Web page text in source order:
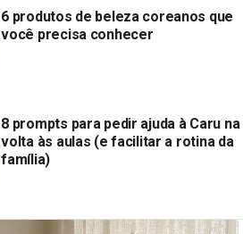
6 produtos de beleza coreanos que
você precisa conhecer
8 prompts para pedir ajuda à Caru na
volta às aulas (e facilitar a rotina da
família)